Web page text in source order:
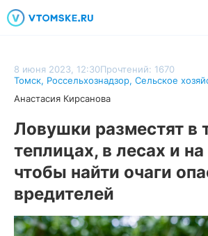
8 июня 2023, 12:30Прочтений: 1670
Томск, Россельхознадзор, Сельское
Анастасия Кирсанова
Ловушки разместят в
теплицах, в лесах и
чтобы найти очаги
вредителей